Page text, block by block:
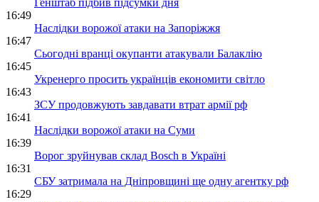
Генштаб підбив підсумки дня
16:49
Наслідки ворожої атаки на Запоріжжя
16:47
Сьогодні вранці окупанти атакували Балаклію
16:45
Укренерго просить українців економити світло
16:43
ЗСУ продовжують завдавати втрат армії рф
16:41
Наслідки ворожої атаки на Суми
16:39
Ворог зруйнував склад Bosch в Україні
16:31
СБУ затримала на Дніпровщині ще одну агентку рф
16:29